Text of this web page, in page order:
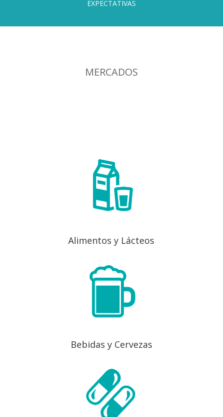
EXPECTATIVAS
MERCADOS
Alimentos y Lácteos
Bebidas y Cervezas